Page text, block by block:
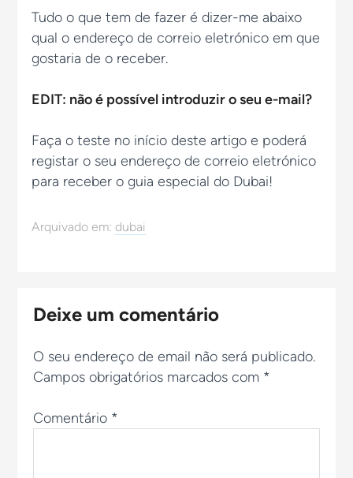
Tudo o que tem de fazer é dizer-me abaixo
qual o endereço de correio eletrónico em que
gostaria de o receber.
EDIT: não é possível introduzir o seu e-mail?
Faça o teste no início deste artigo e poderá
registar o seu endereço de correio eletrónico
para receber o guia especial do Dubai!
Arquivado em: dubai
Deixe um comentário
O seu endereço de email não será publicado.
Campos obrigatórios marcados com *
Comentário *